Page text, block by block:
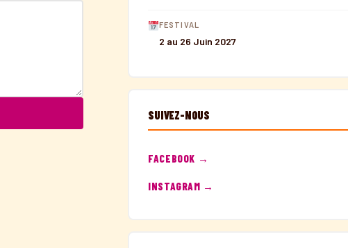
FESTIVAL
2 au 26 Juin 2027
SUIVEZ-NOUS
FACEBOOK →
INSTAGRAM →